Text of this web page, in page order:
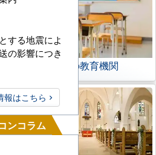
学校などの教育機関
する地震によ
の影響につき
報はこちら
ンコラム